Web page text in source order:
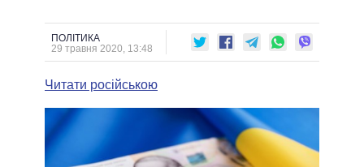
ГОЛОВИ ОБЛАДМІНІСТРАЦІЙ
МЕРИ МІСТ
ВСІ ПЕРСОНИ
ПОРІВНЯННЯ ПОЛІТИКІВ
ПОЛІТИКА
29 травня 2020, 13:48
Читати російською